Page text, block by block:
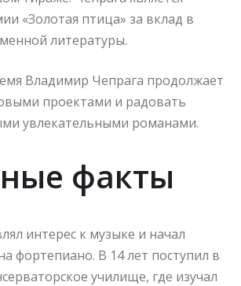
«Золотая птица» за вклад в
литературы.
Владимир Чепрага продолжает
проектами и радовать
увлекательными романами.
факты
интерес к музыке и начал
фортепиано. В 14 лет поступил в
училище, где изучал